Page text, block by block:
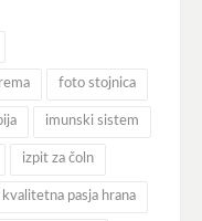
foto stojnica
imunski sistem
izpit za čoln
kvalitetna pasja hrana